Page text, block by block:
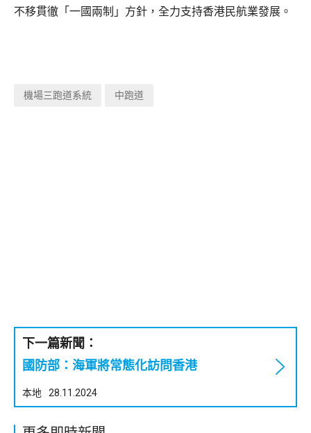
不移貫徹「一國兩制」方針，全力支持香港民航業發展。
機場三跑道系統 中跑道
下一篇新聞：
國防部：海軍將常態化訪問香港
本地 28.11.2024